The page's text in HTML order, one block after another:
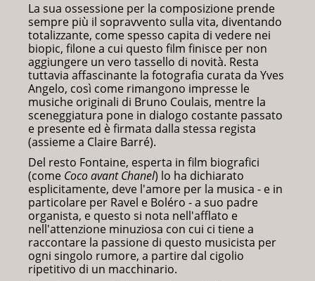
La sua ossessione per la composizione prende
sempre più il sopravvento sulla vita, diventando
totalizzante, come spesso capita di vedere nei
biopic, filone a cui questo film finisce per non
aggiungere un vero tassello di novità. Resta
tuttavia affascinante la fotografia curata da Yves
Angelo, così come rimangono impresse le
musiche originali di Bruno Coulais, mentre la
sceneggiatura pone in dialogo costante passato
e presente ed è firmata dalla stessa regista
(assieme a Claire Barré).
Del resto Fontaine, esperta in film biografici
(come Coco avant Chanel) lo ha dichiarato
esplicitamente, deve l'amore per la musica - e in
particolare per Ravel e Boléro - a suo padre
organista, e questo si nota nell'afflato e
nell'attenzione minuziosa con cui ci tiene a
raccontare la passione di questo musicista per
ogni singolo rumore, a partire dal cigolio
ripetitivo di un macchinario.